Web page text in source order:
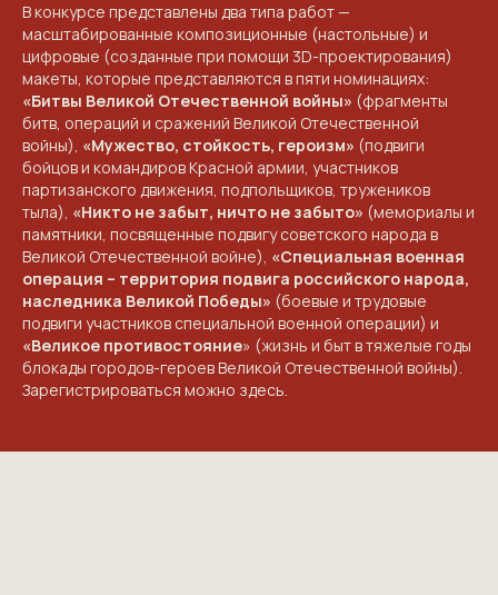
В конкурсе представлены два типа работ —
масштабированные композиционные (настольные) и
цифровые (созданные при помощи 3D-проектирования)
макеты, которые представляются в пяти номинациях:
«Битвы Великой Отечественной войны» (фрагменты
битв, операций и сражений Великой Отечественной
войны), «Мужество, стойкость, героизм» (подвиги
бойцов и командиров Красной армии, участников
партизанского движения, подпольщиков, тружеников
тыла), «Никто не забыт, ничто не забыто» (мемориалы и
памятники, посвященные подвигу советского народа в
Великой Отечественной войне), «Специальная военная
операция – территория подвига российского народа,
наследника Великой Победы» (боевые и трудовые
подвиги участников специальной военной операции) и
«Великое противостояние» (жизнь и быт в тяжелые годы
блокады городов-героев Великой Отечественной войны).
Зарегистрироваться можно здесь.
NGKMOSCOW@YANDEX.RU
+7 (925) 007-33-07